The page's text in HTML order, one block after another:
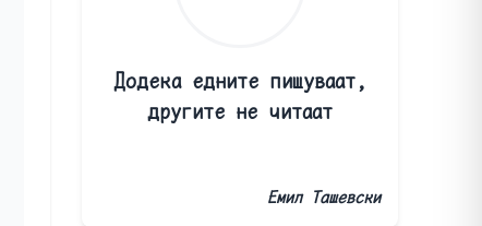
Додека едните пишуваат,
другите не читаат
Емил Ташевски